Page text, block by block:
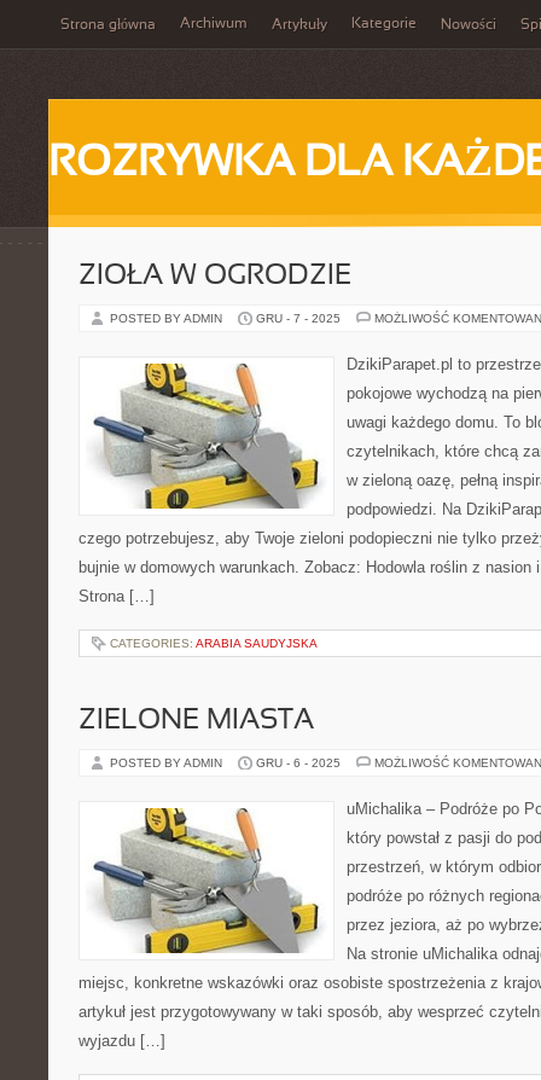
Strona główna Archiwum Artykuły Kategorie Nowości
ROZRYWKA DLA
ZIOŁA W OGRODZIE
POSTED BY ADMIN GRU - 7 - 2025 MOŻLIWOŚĆ
DzikiParapet.pl to
pokojowe wychodzą na
uwagi każdego domu. To
czytelnikach, które chcą
w zieloną oazę, pełną
podpowiedzi. Na
czego potrzebujesz, aby Twoje zieloni podopieczni nie tylko
bujnie w domowych warunkach. Zobacz: Hodowla roślin z nasion
Strona […]
CATEGORIES: ARABIA SAUDYJSKA
ZIELONE MIASTA
POSTED BY ADMIN GRU - 6 - 2025 MOŻLIWOŚĆ
uMichalika – Podróże po
który powstał z pasji do
przestrzeń, w którym
podróże po różnych
przez jeziora, aż po
Na stronie uMichalika
miejsc, konkretne wskazówki oraz osobiste spostrzeżenia z
artykuł jest przygotowywany w taki sposób, aby wesprzeć
wyjazdu […]